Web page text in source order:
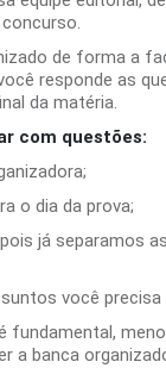
de forma a
responde as
da matéria.
com questões:
o dia da prova;
já separamos
você
fundamental,
a banca